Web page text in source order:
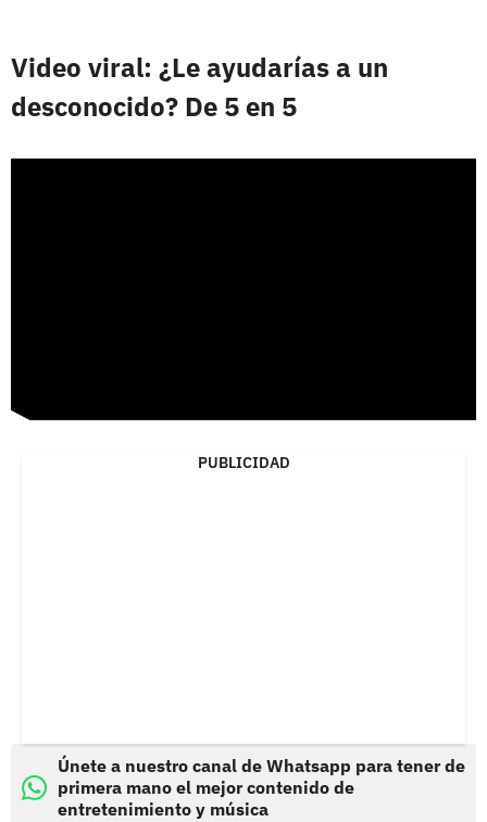
Video viral: ¿Le ayudarías a un
desconocido? De 5 en 5
PUBLICIDAD
Únete a nuestro canal de Whatsapp para tener de
primera mano el mejor contenido de
entretenimiento y música